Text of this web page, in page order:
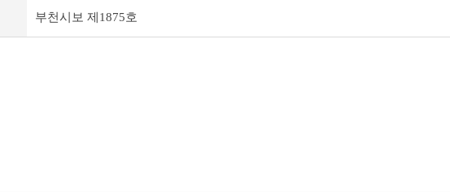
부천시보 제1875호